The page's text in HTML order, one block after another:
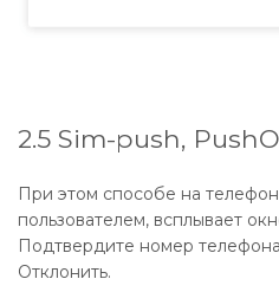
2.5 Sim-push,
При этом способе на
пользователем, всплывает
Подтвердите номер
Отклонить.